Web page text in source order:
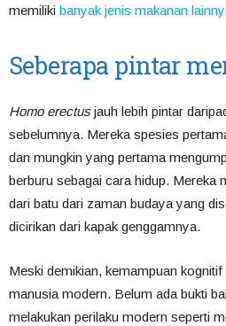
memiliki banyak jenis makanan
Seberapa pintar
Homo erectusjauh lebih pintar
sebelumnya. Mereka spesies
dan mungkin yang pertama
berburu sebagai cara hidup. Mereka
dari batu dari zaman budaya yang
dicirikan dari kapak genggamnya.
Meski demikian, kemampuan
manusia modern. Belum ada bukti
melakukan perilaku modern seperti